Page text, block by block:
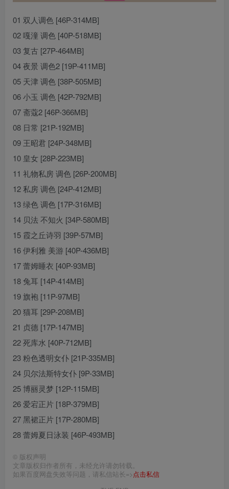
01 双人调色 [46P-314MB]
02 嘎潼 调色 [40P-518MB]
03 复古 [27P-464MB]
04 夜景 调色2 [19P-411MB]
05 天津 调色 [38P-505MB]
06 小玉 调色 [42P-792MB]
07 斋蔻2 [46P-366MB]
08 日常 [21P-192MB]
09 王昭君 [24P-348MB]
10 皇女 [28P-223MB]
11 礼物私房 调色 [26P-200MB]
12 私房 调色 [24P-412MB]
13 绿色 调色 [17P-316MB]
14 贝法 不知火 [34P-580MB]
15 霞之丘诗羽 [39P-57MB]
16 伊利雅 美游 [40P-436MB]
17 蕾姆睡衣 [40P-93MB]
18 兔耳 [14P-414MB]
19 旗袍 [11P-97MB]
20 猫耳 [29P-208MB]
21 贞德 [17P-147MB]
22 死库水 [40P-712MB]
23 粉色透明女仆 [21P-335MB]
24 贝尔法斯特女仆 [9P-33MB]
25 博丽灵梦 [12P-115MB]
26 爱宕正片 [18P-379MB]
27 黑裙正片 [17P-280MB]
28 蕾姆夏日泳装 [46P-493MB]
© 版权声明
文章版权归作者所有，未经允许请勿转载。
如果百度网盘失效等问题，请私信站长=> 点击私信